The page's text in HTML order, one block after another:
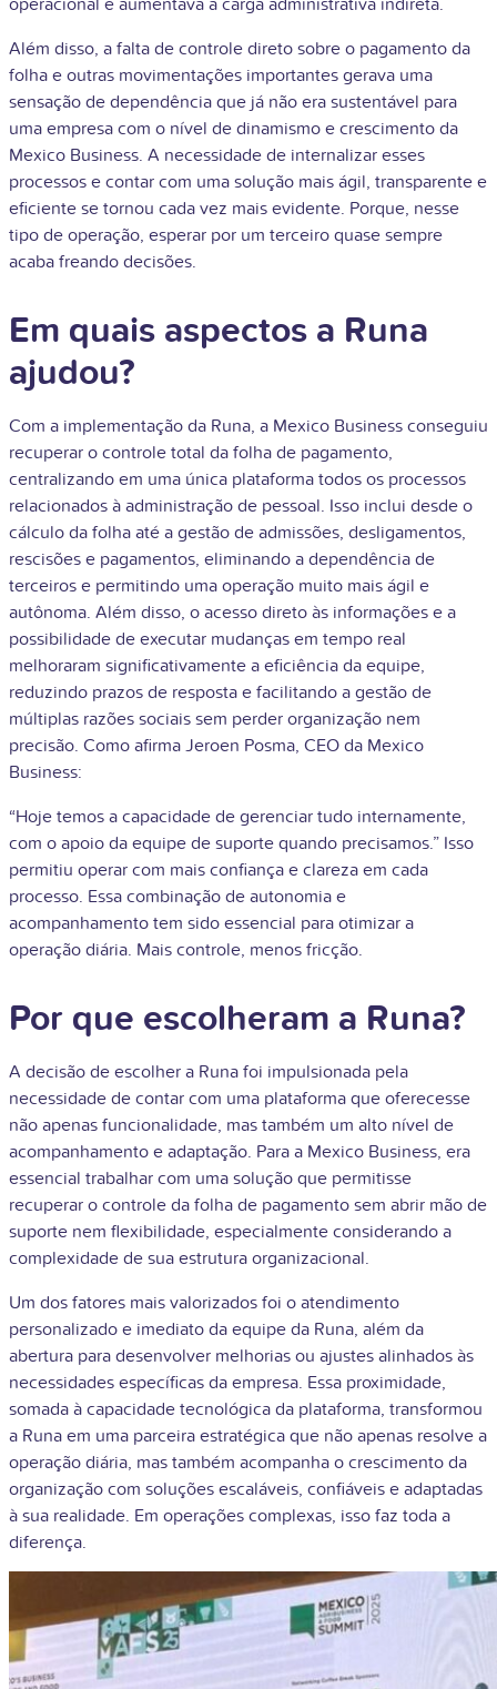
Além disso, a falta de controle direto sobre o pagamento da
folha e outras movimentações importantes gerava uma
sensação de dependência que já não era sustentável para
uma empresa com o nível de dinamismo e crescimento da
Mexico Business. A necessidade de internalizar esses
processos e contar com uma solução mais ágil, transparente e
eficiente se tornou cada vez mais evidente. Porque, nesse
tipo de operação, esperar por um terceiro quase sempre
acaba freando decisões.
Em quais aspectos a Runa
ajudou?
Com a implementação da Runa, a Mexico Business conseguiu
recuperar o controle total da folha de pagamento,
centralizando em uma única plataforma todos os processos
relacionados à administração de pessoal. Isso inclui desde o
cálculo da folha até a gestão de admissões, desligamentos,
rescisões e pagamentos, eliminando a dependência de
terceiros e permitindo uma operação muito mais ágil e
autônoma. Além disso, o acesso direto às informações e a
possibilidade de executar mudanças em tempo real
melhoraram significativamente a eficiência da equipe,
reduzindo prazos de resposta e facilitando a gestão de
múltiplas razões sociais sem perder organização nem
precisão. Como afirma Jeroen Posma, CEO da Mexico
Business:
“Hoje temos a capacidade de gerenciar tudo internamente,
com o apoio da equipe de suporte quando precisamos.” Isso
permitiu operar com mais confiança e clareza em cada
processo. Essa combinação de autonomia e
acompanhamento tem sido essencial para otimizar a
operação diária. Mais controle, menos fricção.
Por que escolheram a Runa?
A decisão de escolher a Runa foi impulsionada pela
necessidade de contar com uma plataforma que oferecesse
não apenas funcionalidade, mas também um alto nível de
acompanhamento e adaptação. Para a Mexico Business, era
essencial trabalhar com uma solução que permitisse
recuperar o controle da folha de pagamento sem abrir mão de
suporte nem flexibilidade, especialmente considerando a
complexidade de sua estrutura organizacional.
Um dos fatores mais valorizados foi o atendimento
personalizado e imediato da equipe da Runa, além da
abertura para desenvolver melhorias ou ajustes alinhados às
necessidades específicas da empresa. Essa proximidade,
somada à capacidade tecnológica da plataforma, transformou
a Runa em uma parceira estratégica que não apenas resolve a
operação diária, mas também acompanha o crescimento da
organização com soluções escaláveis, confiáveis e adaptadas
à sua realidade. Em operações complexas, isso faz toda a
diferença.